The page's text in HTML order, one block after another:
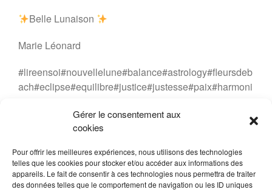
Gérer le consentement aux
cookies
Pour offrir les meilleures expériences, nous utilisons des technologies
telles que les cookies pour stocker et/ou accéder aux informations des
appareils. Le fait de consentir à ces technologies nous permettra de traiter
des données telles que le comportement de navigation ou les ID uniques
Belle Lunaison
Marie Léonard
#lireensoi#nouvellelune#balance#astrology#fleursdeb
ach#eclipse#equilibre#justice#justesse#paix#harmoni
30 octobre 2022
LIRE EN SOI
Fleurs de Bach,Nouvelle Lune